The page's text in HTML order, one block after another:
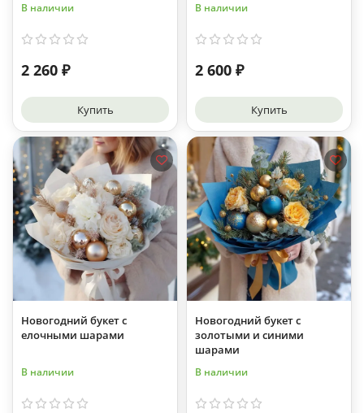
В наличии
2 260 ₽
Купить
В наличии
2 600 ₽
Купить
Новогодний букет с
елочными шарами
В наличии
Новогодний букет с
золотыми и синими
шарами
В наличии